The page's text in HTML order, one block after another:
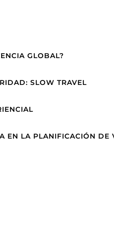
GLOBAL?
SLOW TRAVEL
EN LA PLANIFICACIÓN DE